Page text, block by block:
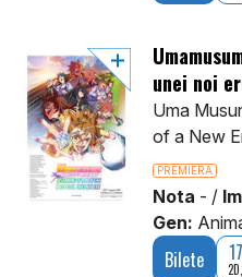
unei noi
Uma
of a New
PREMIERA
Nota - /
Gen:
Bilete